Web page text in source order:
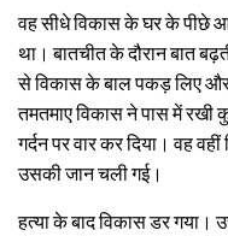
वह सीधे विकास के घर के पीछे
था। बातचीत के दौरान बात
से विकास के बाल पकड़ लिए
तमतमाए विकास ने पास में रखी
गर्दन पर वार कर दिया। वह
उसकी जान चली गई।
हत्या के बाद विकास डर गया।